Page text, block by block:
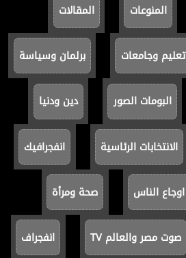
المنوعات المقالات
تعليم وجامعات برلمان وسياسة
البومات الصور دين ودنيا
الانتخابات الرئاسية انفجرافيك
اوجاع الناس صحة ومرأة
صوت مصر والعالم TV انفجراف